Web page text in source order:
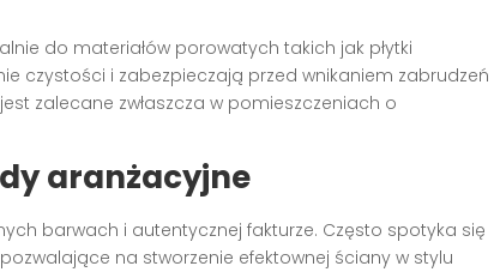
do materiałów porowatych takich jak płytki
czystości i zabezpieczają przed wnikaniem zabrudzeń
zalecane zwłaszcza w pomieszczeniach o
aranżacyjne
barwach i autentycznej fakturze. Często spotyka się
na stworzenie efektownej ściany w stylu